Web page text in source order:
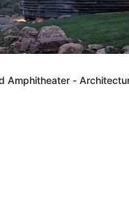
POR LLUVIAS
EPM
Amphitheater -